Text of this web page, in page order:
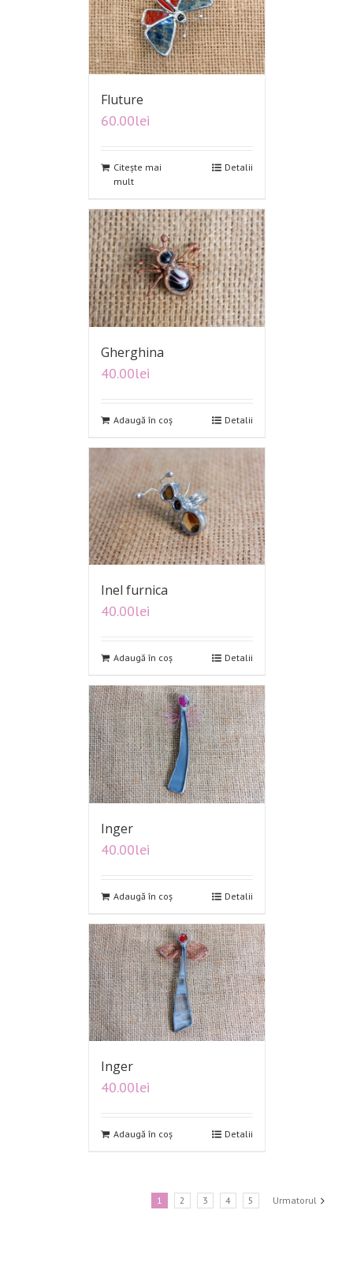
Fluture
60.00lei
Citește mai
mult
Detalii
Gherghina
40.00lei
Adaugă în coș Detalii
Inel furnica
40.00lei
Adaugă în coș Detalii
Inger
40.00lei
Adaugă în coș Detalii
Inger
40.00lei
Adaugă în coș Detalii
1 2 3 4 5 Urmatorul